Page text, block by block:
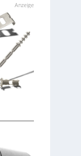
Anzeige